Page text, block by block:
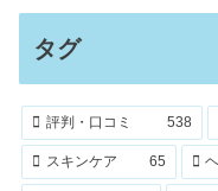
タグ
評判・口コミ 538
スキンケア 65